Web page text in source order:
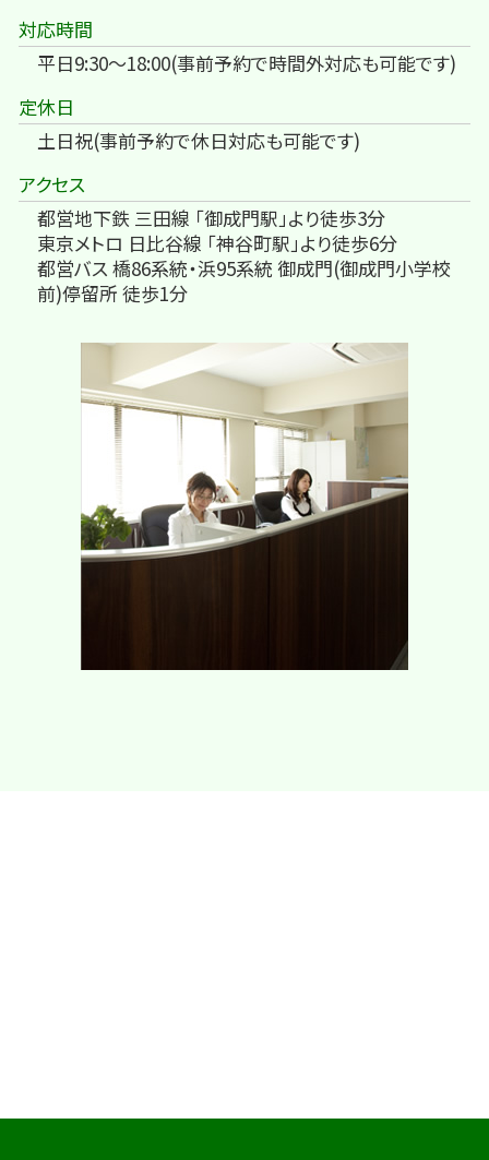
対応時間
平日9:30～18:00(事前予約で時間外対応も可能です)
定休日
土日祝(事前予約で休日対応も可能です)
アクセス
都営地下鉄 三田線 「御成門駅」より徒歩3分
東京メトロ 日比谷線 「神谷町駅」より徒歩6分
都営バス 橋86系統・浜95系統 御成門(御成門小学校
前)停留所 徒歩1分